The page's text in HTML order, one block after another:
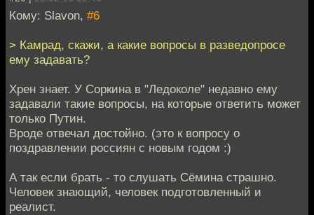
Кому: Slavon, #6
> Камрад, скажи, а какие вопросы в разведопросе
ему задавать?
Хрен знает. У Соркина в "Ледоколе" недавно ему
задавали такие вопросы, на которые ответить может
только Путин.
Вроде отвечал достойно. (это к вопросу о
поздравлении россиян с новым годом :)
А так если брать - то слушать Сёмина страшно.
Человек знающий, человек подготовленный и
реалист.